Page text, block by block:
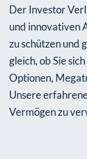
Der Investor
und innovativen
zu schützen und
gleich, ob Sie
Optionen,
Unsere
Vermögen zu